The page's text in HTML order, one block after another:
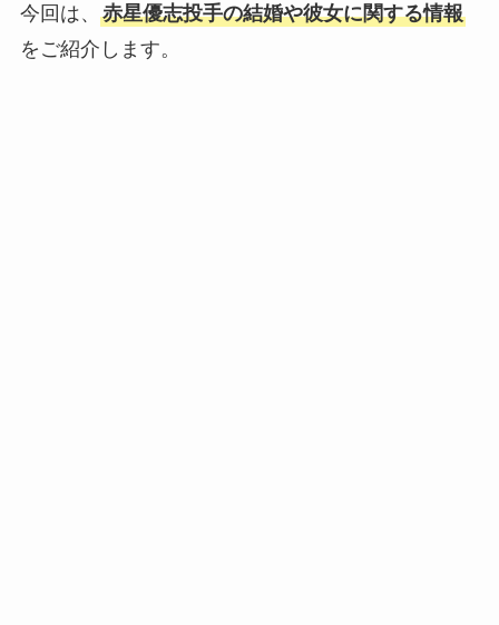
今回は、 赤星優志投手の結婚や彼女に関する情報
をご紹介します。